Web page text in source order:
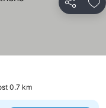
Deli
0.7 km